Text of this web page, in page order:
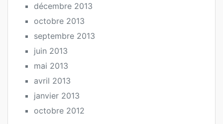
décembre 2013
octobre 2013
septembre 2013
juin 2013
mai 2013
avril 2013
janvier 2013
octobre 2012